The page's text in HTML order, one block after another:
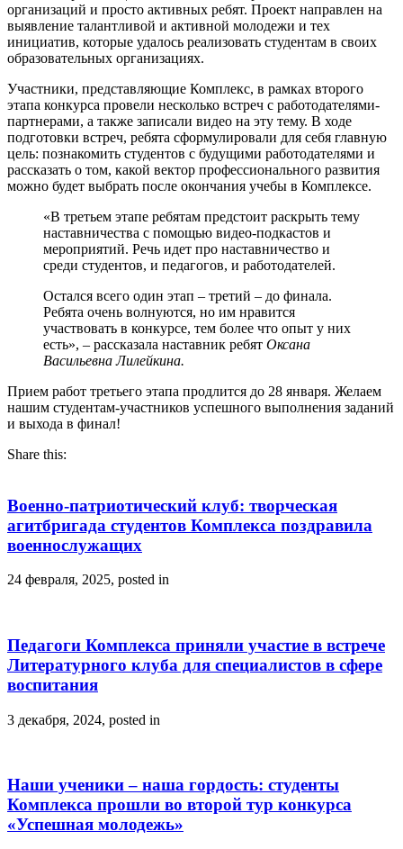
организаций и просто активных ребят. Проект направлен на
выявление талантливой и активной молодежи и тех
инициатив, которые удалось реализовать студентам в своих
образовательных организациях.
Участники, представляющие Комплекс, в рамках второго
этапа конкурса провели несколько встреч с работодателями-
партнерами, а также записали видео на эту тему. В ходе
подготовки встреч, ребята сформулировали для себя главную
цель: познакомить студентов с будущими работодателями и
рассказать о том, какой вектор профессионального развития
можно будет выбрать после окончания учебы в Комплексе.
«В третьем этапе ребятам предстоит раскрыть тему
наставничества с помощью видео-подкастов и
мероприятий. Речь идет про наставничество и
среди студентов, и педагогов, и работодателей.
Остался всего один этап – третий – до финала.
Ребята очень волнуются, но им нравится
участвовать в конкурсе, тем более что опыт у них
есть», – рассказала наставник ребят Оксана
Васильевна Лилейкина.
Прием работ третьего этапа продлится до 28 января. Желаем
нашим студентам-участников успешного выполнения заданий
и выхода в финал!
Share this:
Военно-патриотический клуб: творческая
агитбригада студентов Комплекса поздравила
военнослужащих
24 февраля, 2025, posted in
Педагоги Комплекса приняли участие в встрече
Литературного клуба для специалистов в сфере
воспитания
3 декабря, 2024, posted in
Наши ученики – наша гордость: студенты
Комплекса прошли во второй тур конкурса
«Успешная молодежь»